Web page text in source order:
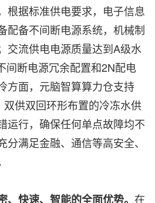
根据标准供电要求，电子信息
配备不间断电源系统，机械制
交流供电电源质量达到A级水
间断电源冗余配置和2N配电
方面，元脑智算算力仓支持
供双回环形布置的冷冻水供
运行，确保任何单点故障均不
分满足金融、通信等高安全、
、快速、智能的全面优势。 在